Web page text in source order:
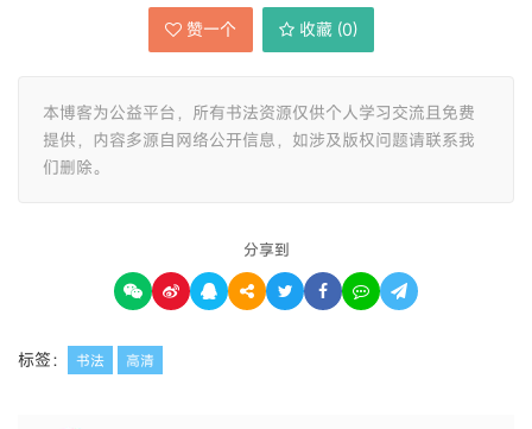
赞一个 收藏 (0)
本博客为公益平台，所有书法资源仅供个人学习交流且免费
提供，内容多源自网络公开信息，如涉及版权问题请联系我
们删除。
分享到
标签： 书法 高清